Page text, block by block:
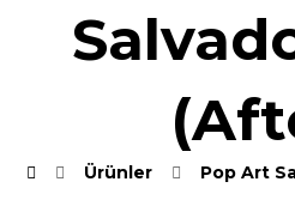
Ürünler Pop Art